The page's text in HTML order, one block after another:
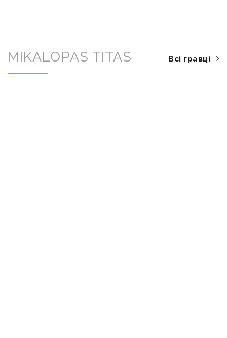
MIKALOPAS TITAS Всі гравці